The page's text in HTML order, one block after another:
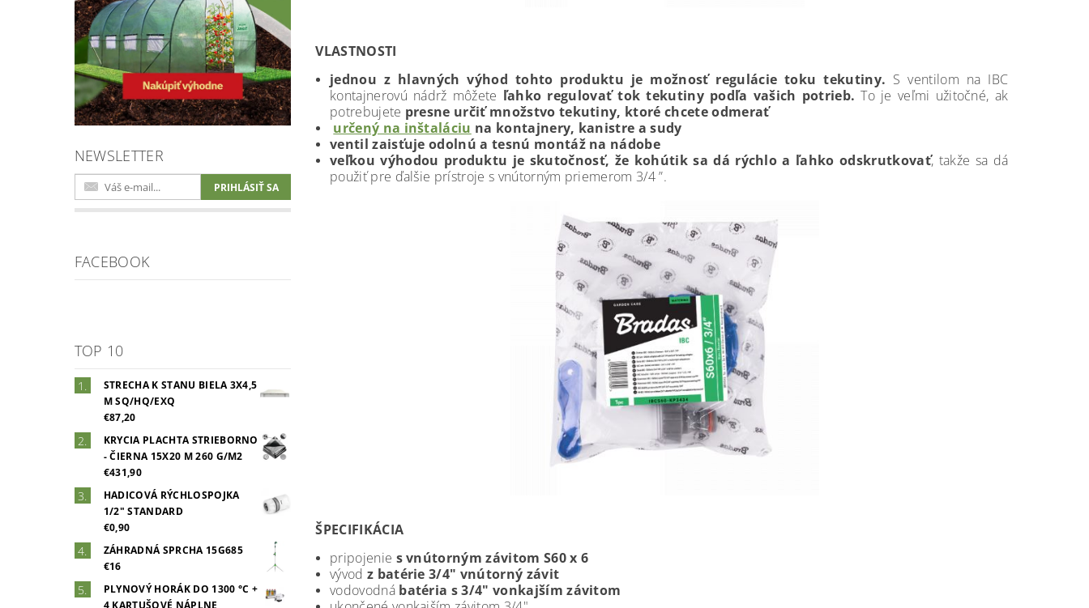
NEWSLETTER
FACEBOOK
TOP 10
STRECHA K STANU BIELA 3X4,5
M SQ/HQ/EXQ
€87,20
KRYCIA PLACHTA STRIEBORNO
- ČIERNA 15X20 M 260 G/M2
€431,90
HADICOVÁ RÝCHLOSPOJKA
1/2" STANDARD
€0,90
ZÁHRADNÁ SPRCHA 15G685
€16
PLYNOVÝ HORÁK DO 1300 °C +
4 KARTUŠOVÉ NÁPLNE
VLASTNOSTI
jednou z hlavných výhod tohto produktu je možnosť regulácie toku tekutiny. S ventilom na IBC
kontajnerovú nádrž môžete ľahko regulovať tok tekutiny podľa vašich potrieb. To je veľmi užitočné, ak
potrebujete presne určiť množstvo tekutiny, ktoré chcete odmerať
určený na inštaláciu na kontajnery, kanistre a sudy
ventil zaisťuje odolnú a tesnú montáž na nádobe
veľkou výhodou produktu je skutočnosť, že kohútik sa dá rýchlo a ľahko odskrutkovať, takže sa dá
použiť pre ďalšie prístroje s vnútorným priemerom 3/4 ”.
ŠPECIFIKÁCIA
pripojenie s vnútorným závitom S60 x 6
vývod z batérie 3/4" vnútorný závit
vodovodnábatéria s 3/4" vonkajším závitom